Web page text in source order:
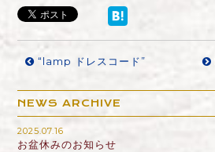
“lamp ドレスコード”
NEWS ARCHIVE
2025.07.16
お盆休みのお知らせ